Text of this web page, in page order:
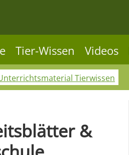
Tier-Wissen Videos
Tierwissen
&